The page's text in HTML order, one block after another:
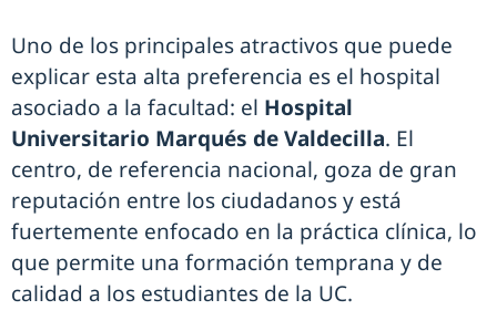
Uno de los principales atractivos que puede
explicar esta alta preferencia es el hospital
asociado a la facultad: el Hospital
Universitario Marqués de Valdecilla. El
centro, de referencia nacional, goza de gran
reputación entre los ciudadanos y está
fuertemente enfocado en la práctica clínica, lo
que permite una formación temprana y de
calidad a los estudiantes de la UC.